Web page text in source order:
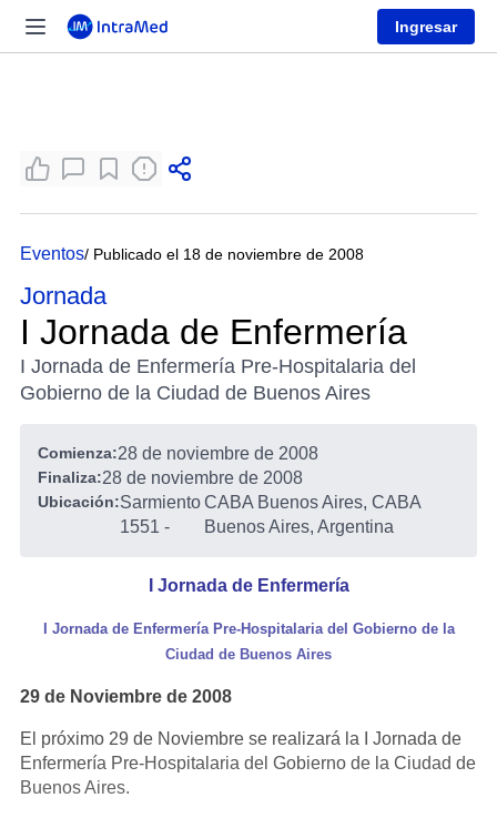
Ingresar
Eventos/ Publicado el 18 de noviembre de 2008
Jornada
I Jornada de Enfermería
I Jornada de Enfermería Pre-Hospitalaria del
Gobierno de la Ciudad de Buenos Aires
Comienza:28 de noviembre de 2008
Finaliza:28 de noviembre de 2008
Ubicación:Sarmiento
1551 -
CABA Buenos Aires, CABA
Buenos Aires, Argentina
I Jornada de Enfermería
I Jornada de Enfermería Pre-Hospitalaria del Gobierno de la
Ciudad de Buenos Aires
29 de Noviembre de 2008
El próximo 29 de Noviembre se realizará la I Jornada de
Enfermería Pre-Hospitalaria del Gobierno de la Ciudad de
Buenos Aires.